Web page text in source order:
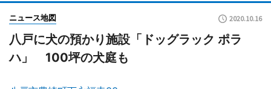
ニュース地図 2020.10.16
八戸に犬の預かり施設「ドッグラック ポラ
ハ」 100坪の犬庭も